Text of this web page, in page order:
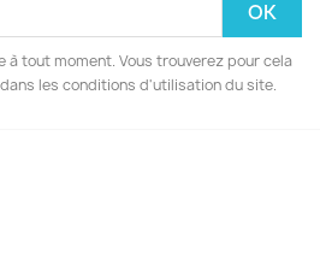
à tout moment. Vous trouverez pour cela
les conditions d'utilisation du site.